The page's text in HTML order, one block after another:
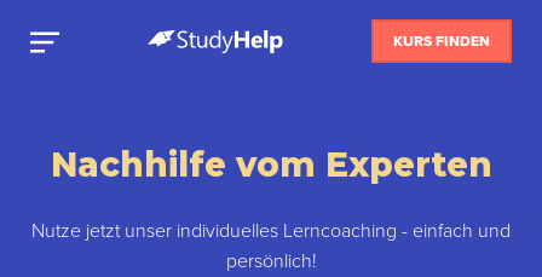
KURS FINDEN
Nachhilfe vom Experten
Nutze jetzt unser individuelles Lerncoaching - einfach und
persönlich!